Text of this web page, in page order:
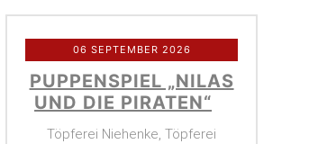
06 SEPTEMBER 2026
PUPPENSPIEL „NILAS
UND DIE PIRATEN“
Töpferei Niehenke, Töpferei